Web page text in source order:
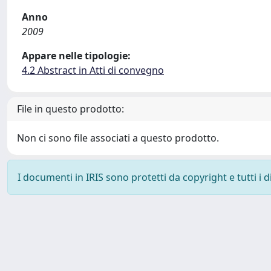
Anno
2009
Appare nelle tipologie:
4.2 Abstract in Atti di convegno
File in questo prodotto:
Non ci sono file associati a questo prodotto.
I documenti in IRIS sono protetti da copyright e tutti i